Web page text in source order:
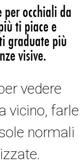
per occhiali da
ti piace e
graduate più
visive.
vedere
vicino, farle
normali